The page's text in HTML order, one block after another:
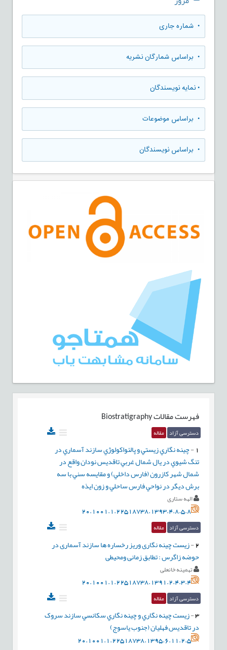
• شماره جاری
• براساس شمارگان نشریه
•نمایه نویسندگان
• براساس موضوعات
• براساس نویسندگان
فهرست مقالاتBiostratigraphy
دسترسی آزاد مقاله
-چينه نگاري زيستي و پالئواکولوژي سازند آسماري در
تنگ شيوي در يال شمال غربي تاقديس نودان واقع در
شمال شهر کازرون (فارس داخلي) و مقايسه سني با سه
برش ديگر در نواحي فارس ساحلي و زون ايذه
الهه ستاری
20.1001.1.22518738.1393.4.8.5.8
دسترسی آزاد مقاله
2
-زیست چینه نگاری وریز رخساره ها سازند آسماری در
حوضه زاگرس : تطابق زمانی ومحیطی
تهمینه خانعلی
20.1001.1.22518738.1391.2.4.3.4
دسترسی آزاد مقاله
3
-زيست چينه نگاري و چينه نگاري سکانسي سازند سروک
در تاقديس فهليان (جنوب ياسوج)
20.1001.1.22518738.1395.6.11.2.5